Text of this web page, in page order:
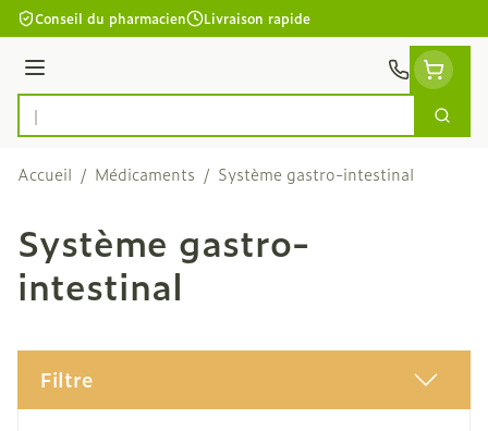
Aller au contenu
Conseil du pharmacien Livraison rapide
Menu
Rechercher
Accueil / Médicaments / Système gastro-intestinal
Système gastro-
intestinal
Filtre